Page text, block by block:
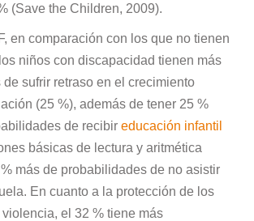
(Save the Children, 2009).
en comparación con los que no tienen
niños con discapacidad tienen más
sufrir retraso en el crecimiento
(25 %), además de tener 25 %
de recibir educación infantil
básicas de lectura y aritmética
más de probabilidades de no asistir
En cuanto a la protección de los
el 32 % tiene más